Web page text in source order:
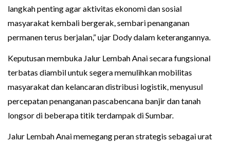
langkah penting agar aktivitas ekonomi dan sosial
masyarakat kembali bergerak, sembari penanganan
permanen terus berjalan,” ujar Dody dalam keterangannya.
Keputusan membuka Jalur Lembah Anai secara fungsional
terbatas diambil untuk segera memulihkan mobilitas
masyarakat dan kelancaran distribusi logistik, menyusul
percepatan penanganan pascabencana banjir dan tanah
longsor di beberapa titik terdampak di Sumbar.
Jalur Lembah Anai memegang peran strategis sebagai urat